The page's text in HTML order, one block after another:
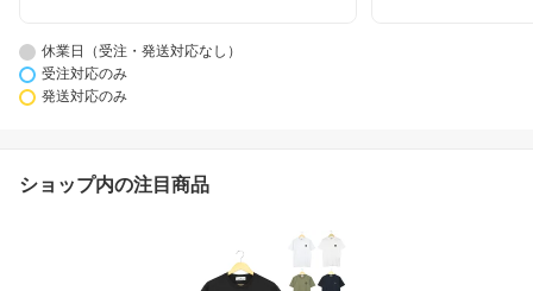
休業日（受注・発送対応なし）
受注対応のみ
発送対応のみ
ショップ内の注目商品